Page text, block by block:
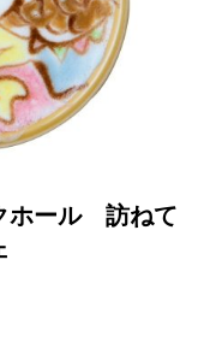
ホール 訪ねて